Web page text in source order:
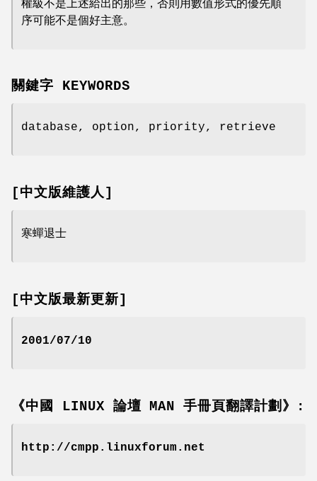
權級不是上述給出的那些，否則用數值形式的優先順
序可能不是個好主意。
關鍵字 KEYWORDS
database, option, priority, retrieve
[中文版維護人]
寒蟬退士
[中文版最新更新]
2001/07/10
《中國 LINUX 論壇 MAN 手冊頁翻譯計劃》:
http://cmpp.linuxforum.net